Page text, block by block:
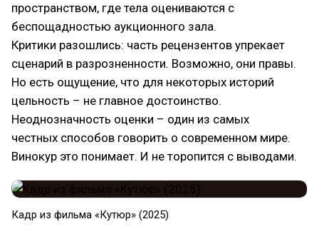
пространством, где тела оцениваются с
беспощадностью аукционного зала.
Критики разошлись: часть рецензентов упрекает
сценарий в разрозненности. Возможно, они правы.
Но есть ощущение, что для некоторых историй
цельность – не главное достоинство.
Неоднозначность оценки – один из самых
честных способов говорить о современном мире.
Винокур это понимает. И не торопится с выводами.
Кадр из фильма «Кутюр» (2025)